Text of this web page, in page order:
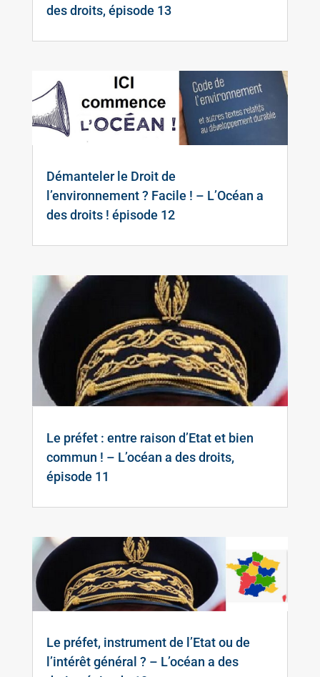
des droits, épisode 13
Démanteler le Droit de
l’environnement ? Facile ! – L’Océan a
des droits ! épisode 12
Le préfet : entre raison d’Etat et bien
commun ! – L’océan a des droits,
épisode 11
Le préfet, instrument de l’Etat ou de
l’intérêt général ? – L’océan a des